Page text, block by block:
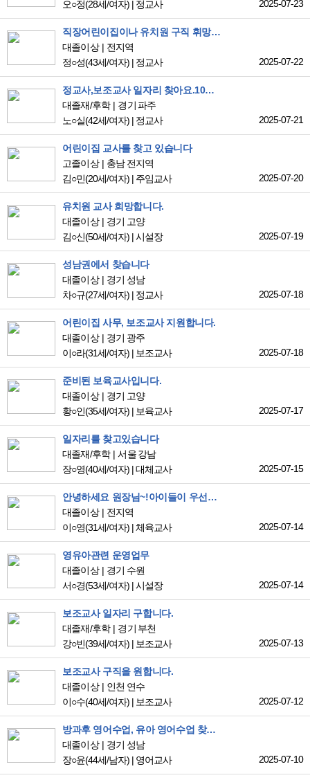
오○정(28세/여자) | 정교사 2025-07-23
직장어린이집이나 유치원 구직 휘망합니다.
대졸이상
전지역
정○성(43세/여자) | 정교사 2025-07-22
정교사,보조교사 일자리 찾아요.10년정도 아이들 가르쳤어요.
대졸재/후학
경기 파주
노○실(42세/여자) | 정교사 2025-07-21
어린이집 교사를 찾고 있습니다
고졸이상
충남 전지역
김○민(20세/여자) | 주임교사 2025-07-20
유치원 교사 희망합니다.
대졸이상
경기 고양
김○신(50세/여자) |시설장 2025-07-19
성남권에서 찾습니다
대졸이상
경기 성남
차○규(27세/여자) | 정교사 2025-07-18
어린이집 사무, 보조교사 지원합니다.
대졸이상
경기 광주
이○라(31세/여자) | 보조교사 2025-07-18
준비된 보육교사입니다.
대졸이상
경기 고양
황○인(35세/여자) | 보육교사 2025-07-17
일자리를 찾고있습니다
대졸재/후학
서울 강남
장○영(40세/여자) |대체교사 2025-07-15
안녕하세요 원장님~!아이들이 우선인 10년 경력 유아무용강사입니다.
대졸이상
전지역
이○영(31세/여자) | 체육교사 2025-07-14
영유아관련 운영업무
대졸이상
경기 수원
서○경(53세/여자) |시설장 2025-07-14
보조교사 일자리 구합니다.
대졸재/후학
경기 부천
강○빈(39세/여자) | 보조교사 2025-07-13
보조교사 구직을 원합니다.
대졸이상
인천 연수
이○수(40세/여자) | 보조교사 2025-07-12
방과후 영어수업, 유아 영어수업 찾고 있습니다.
대졸이상
경기 성남
장○윤(44세/남자) | 영어교사 2025-07-10